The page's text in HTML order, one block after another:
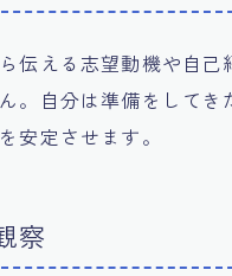
伝える志望動機や自
。自分は準備をして
安定させます。
察